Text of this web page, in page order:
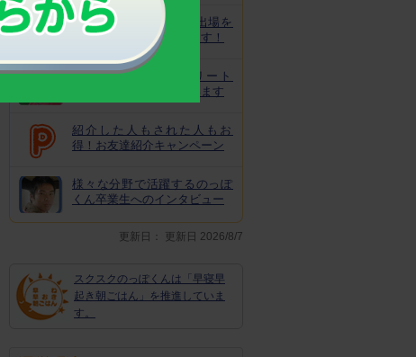
ジュニアオリンピック出場を
目指してがんばっています！
世界で活躍するアスリート
キッズをサポートしています
紹介した人もされた人もお
得！お友達紹介キャンペーン
様々な分野で活躍するのっぽ
くん卒業生へのインタビュー
更新日： 更新日 2026/8/7
スクスクのっぽくんは「早寝早
起き朝ごはん」を推進していま
す。